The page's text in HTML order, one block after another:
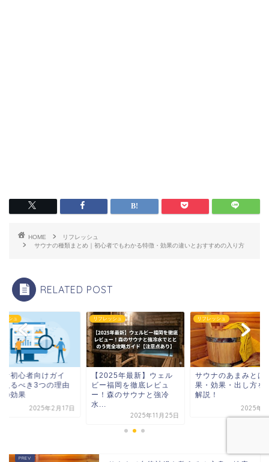
HOME
リフレッシュ
サウナの種類まとめ｜初心者でもわかる特徴・効果の違いとおすすめの入り方
RELATED POST
者向けガイ
き3つの理由
2025年2月17日
リフレッシュ
【2025年最新】ウェル
ビー福岡を徹底レビュ
ー！森のサウナと強冷
水...
2025年11月25日
リフレッシュ
サウナのあまみとは？効
果・効果・出し方を徹底
解説！
2025年3月6日